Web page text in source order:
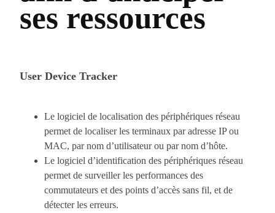
ses ressources
User Device Tracker
Le logiciel de localisation des périphériques réseau
permet de localiser les terminaux par adresse IP ou
MAC, par nom d’utilisateur ou par nom d’hôte.
Le logiciel d’identification des périphériques réseau
permet de surveiller les performances des
commutateurs et des points d’accès sans fil, et de
détecter les erreurs.